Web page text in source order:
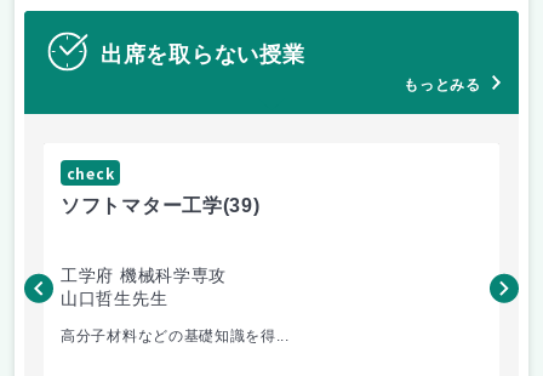
出席を取らない授業
もっとみる
check
ソフトマター工学(39)
工学府 機械科学専攻
山口哲生先生
高分子材料などの基礎知識を得...
鈴